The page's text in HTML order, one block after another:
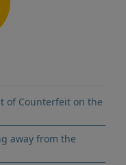
of Counterfeit on the
away from the